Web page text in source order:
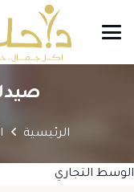
الرئيسية
الوسط التجاري